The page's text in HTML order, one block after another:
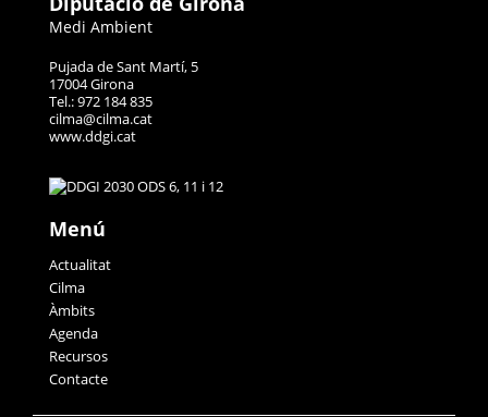
Medi Ambient
Pujada de Sant Martí, 5
17004 Girona
Tel.: 972 184 835
cilma@cilma.cat
www.ddgi.cat
Menú
Actualitat
Cilma
Àmbits
Agenda
Recursos
Contacte